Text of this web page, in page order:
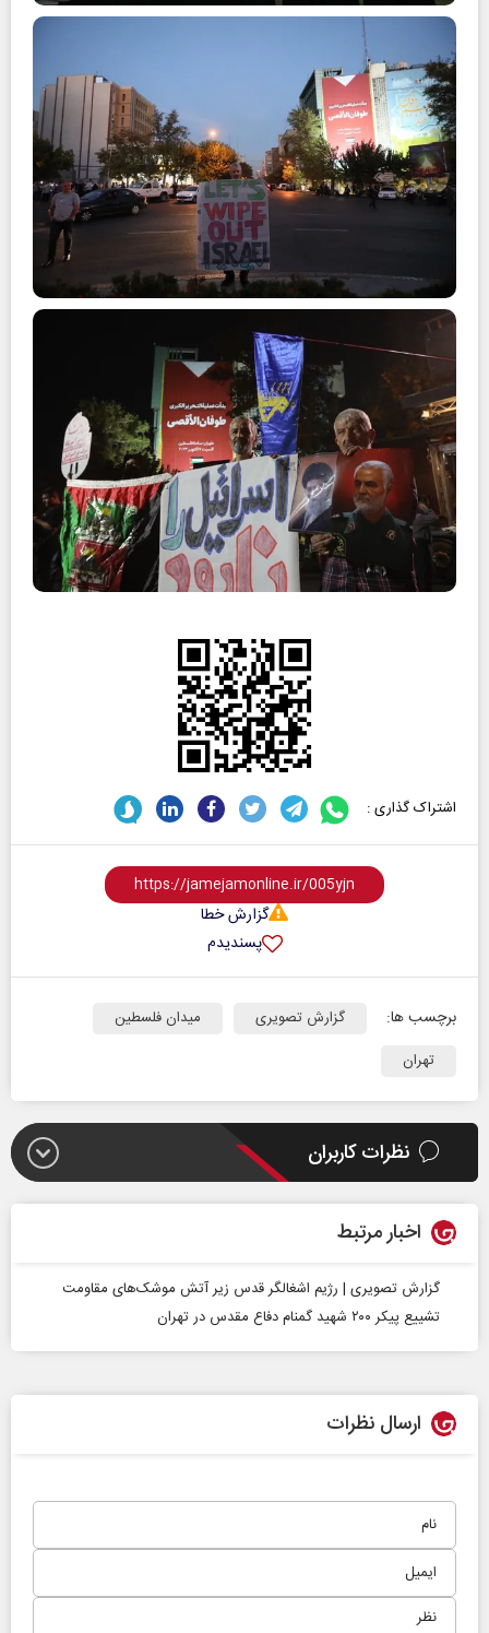
اشتراک گذاری :
گزارش خطا
پسندیدم
برچسب ها: گزارش تصویری
میدان فلسطین
تهران
نظرات کاربران
اخبار مرتبط
گزارش تصویری | رژیم اشغالگر قدس زیر آتش موشک‌های مقاومت
تشییع پیکر ۲۰۰ شهید گمنام دفاع مقدس در تهران
ارسال نظرات